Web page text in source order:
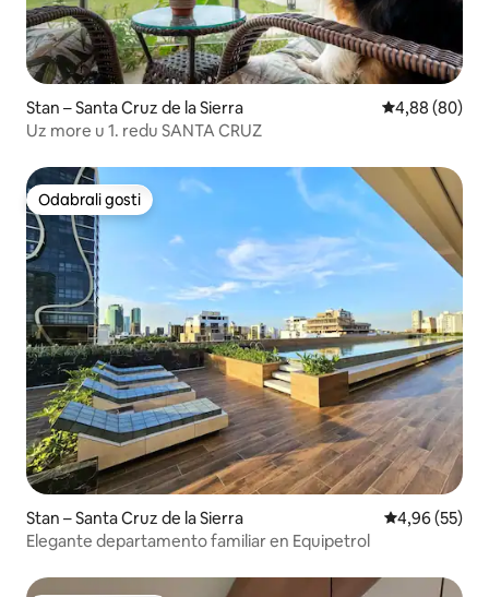
Stan – Santa Cruz de la Sierra Prosječna
4,88 (80)
Uz more u 1. redu SANTA CRUZ
Odabrali gosti
Odabrali gosti
Stan – Santa Cruz de la Sierra Prosječna
4,96 (55)
Elegante departamento familiar en Equipetrol